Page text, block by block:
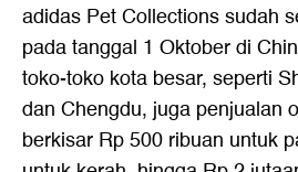
adidas Pet Collections sudah
pada tanggal 1 Oktober di
toko-toko kota besar, seperti
dan Chengdu, juga penjualan
berkisar Rp 500 ribuan untuk